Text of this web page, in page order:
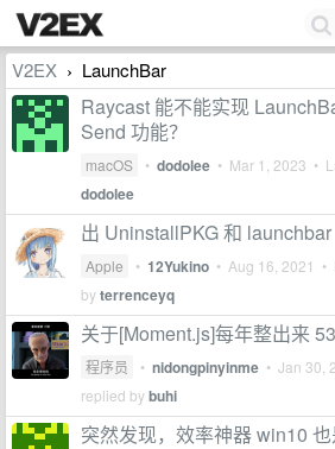
V2EX › LaunchBar
Raycast 能不能实现
Send 功能？
macOS • dodolee • Mar 1, 2023 •
dodolee
出 UninstallPKG 和 launchbar
Apple • 12Yukino • Aug 16, 2021 •
byterrenceyq
关于[Moment.js]每年整出来
程序员 • nidongpinyinme • Jan 30,
replied bybuhi
突然发现，效率神器 win10